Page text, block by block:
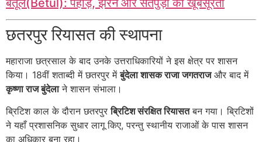
छतरपुर रियासत की स्थापना
महाराजा छत्रसाल के बाद उनके उत्तराधिकारियों ने इस क्षेत्र पर शासन
किया। 18वीं शताब्दी में छतरपुर मेंबुंदेला शासक राजा जगतराजऔर बाद में
कृष्णा राज बुंदेलाने शासन संभाला।
ब्रिटिश काल के दौरान छतरपुरब्रिटिश संरक्षित रियासतबन गया। ब्रिटिशों
ने यहाँ प्रशासनिक सुधार लागू किए, परन्तु स्थानीय राजाओं के पास शासन
का अधिकार बना रहा।